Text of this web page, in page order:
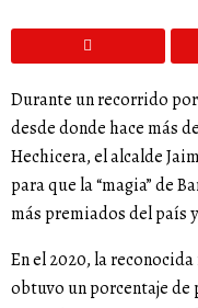
Durante un recorrido por
desde donde hace más
Hechicera, el alcalde
para que la “magia” de
más premiados del país
En el 2020, la
obtuvo un porcentaje de